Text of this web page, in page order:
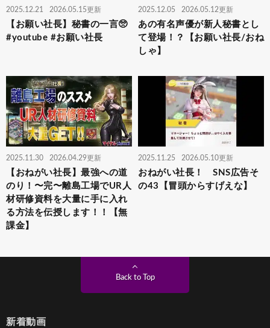
2025.12.21 2026.05.15更新
【お願い社長】秘書の一言🥺
#youtube #お願い社長
2025.12.05 2026.05.12更新
あの有名声優が新人秘書とし
て登場！？【お願い社長/おね
しゃ】
2025.11.30 2026.04.29更新
【おねがい社長】最強への道
のり！〜完〜離島工場でUR人
材研修資料を大量に手に入れ
る方法を伝授します！！【無
課金】
2025.11.25 2026.05.10更新
おねがい社長！ SNS広告そ
の43【冒頭からすげえな】
Back to Top
新着動画